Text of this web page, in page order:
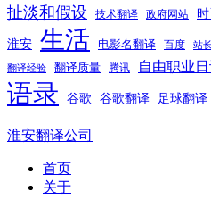
扯淡和假设 技术翻译 政府网站
淮安 生活 电影名翻译 百度 站长
翻译经验 翻译质量 腾讯 自由职业
语录 谷歌 谷歌翻译 足球翻译
淮安翻译公司
首页
关于